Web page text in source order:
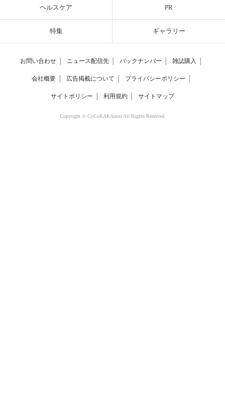
ヘルスケア PR
特集 ギャラリー
お問い合わせ ニュース配信先 バックナンバー 雑誌購入
会社概要 広告掲載について プライバシーポリシー
サイトポリシー 利用規約 サイトマップ
Copyright © CoCoKARAnext All Rights Reserved.